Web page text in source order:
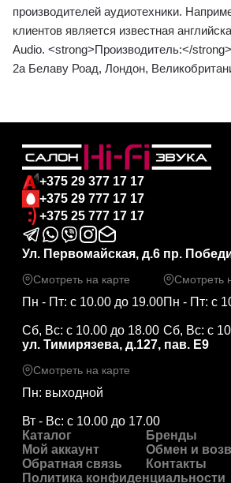
производителей аудиотехники.
клиентов является известная
Audio. <strong>Производитель:</
2а Белаву Роад, Лондон,
+375 29 377 17 17
+375 29 777 17 17
+375 25 777 17 17
Ул. Первомайская, д.6
Смотреть на карте
Пн - Пт: с 10.00 до 19.00
Сб, Вс: с 10.00 до 18.00
пр.
Смотреть
Пн - Пт: с
Сб, Вс: с
ул. Тимирязева, д.127, пав. Е9
Смотреть на карте
Пн: выходной
Вт - Вс: с 10.00 до 17.00
Каталог
Бренды
Мой аккаунт
Обмен и
Обратная связь
Контакты
Политика конфиденциальности